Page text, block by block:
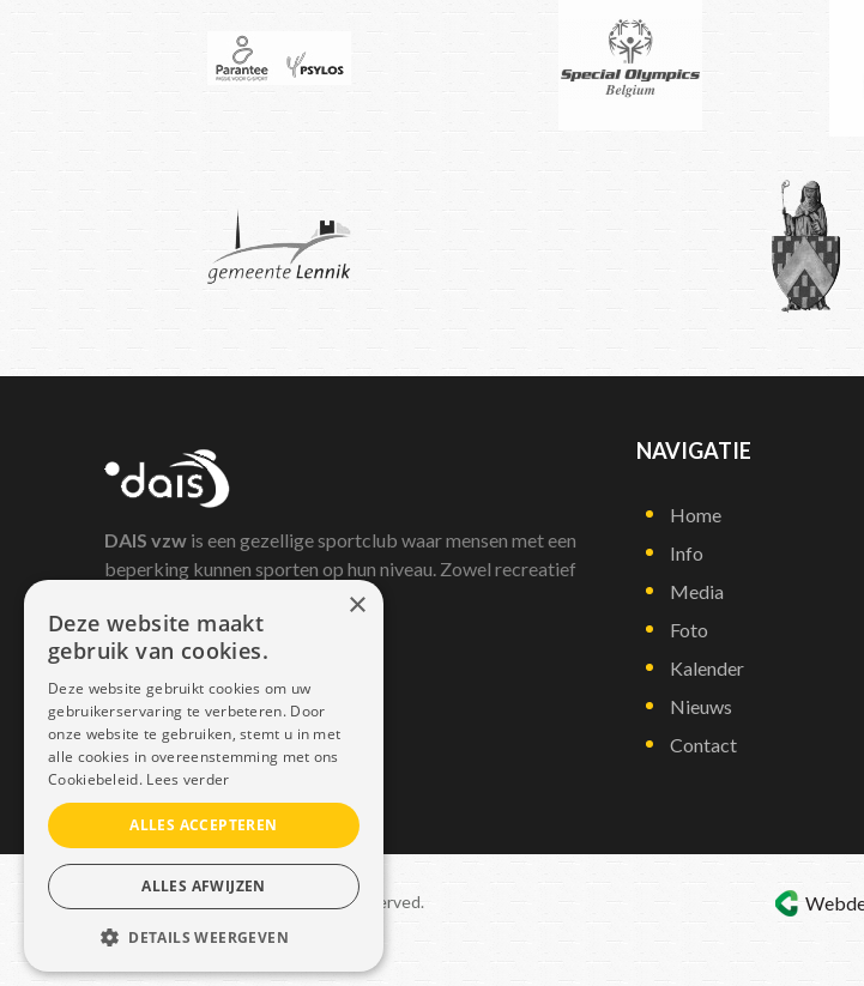
DAIS vzw is een gezellige sportclub waar mensen met een
beperking kunnen sporten op hun niveau. Zowel recreatief
NAVIGATIE
Home
Info
Media
Foto
Kalender
Nieuws
Contact
Copyright © 2021 Dais. All rights reserved.
Sitemap–GDPR
×
Deze website maakt
gebruik van cookies.
Deze website gebruikt cookies om uw
gebruikerservaring te verbeteren. Door
onze website te gebruiken, stemt u in met
alle cookies in overeenstemming met ons
Cookiebeleid. Lees verder
ALLES ACCEPTEREN
ALLES AFWIJZEN
DETAILS WEERGEVEN
STRIKT NOODZAKELIJK